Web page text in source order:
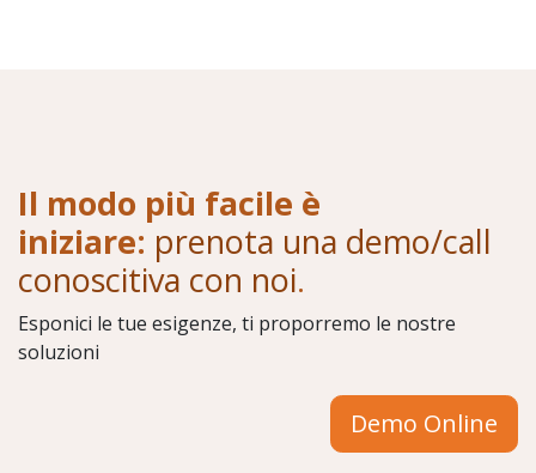
Il modo più facile è
iniziare: prenota una demo/call
conoscitiva con noi.
Esponici le tue esigenze, ti proporremo le nostre
soluzioni
Demo Online